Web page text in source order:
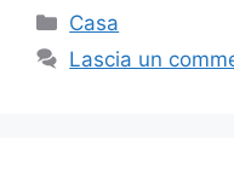
Categorie
Casa
Lascia un